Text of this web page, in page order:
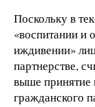
Поскольку в
«воспитании и
иждивении»
партнерстве,
выше принятие
гражданского